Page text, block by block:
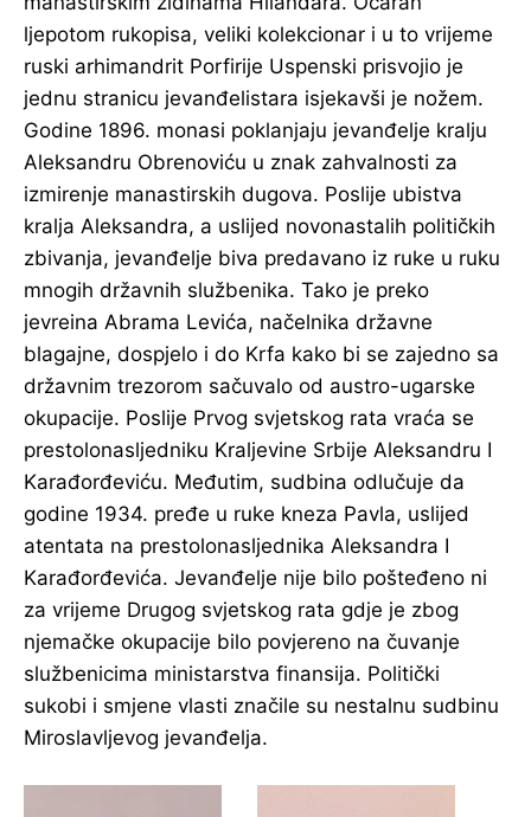
ljepotom rukopisa, veliki kolekcionar i u to vrijeme
ruski arhimandrit Porfirije Uspenski prisvojio je
jednu stranicu jevanđelistara isjekavši je nožem.
Godine 1896. monasi poklanjaju jevanđelje kralju
Aleksandru Obrenoviću u znak zahvalnosti za
izmirenje manastirskih dugova. Poslije ubistva
kralja Aleksandra, a uslijed novonastalih političkih
zbivanja, jevanđelje biva predavano iz ruke u ruku
mnogih državnih službenika. Tako je preko
jevreina Abrama Levića, načelnika državne
blagajne, dospjelo i do Krfa kako bi se zajedno sa
državnim trezorom sačuvalo od austro-ugarske
okupacije. Poslije Prvog svjetskog rata vraća se
prestolonasljedniku Kraljevine Srbije Aleksandru I
Karađorđeviću. Međutim, sudbina odlučuje da
godine 1934. pređe u ruke kneza Pavla, uslijed
atentata na prestolonasljednika Aleksandra I
Karađorđevića. Jevanđelje nije bilo pošteđeno ni
za vrijeme Drugog svjetskog rata gdje je zbog
njemačke okupacije bilo povjereno na čuvanje
službenicima ministarstva finansija. Politički
sukobi i smjene vlasti značile su nestalnu sudbinu
Miroslavljevog jevanđelja.